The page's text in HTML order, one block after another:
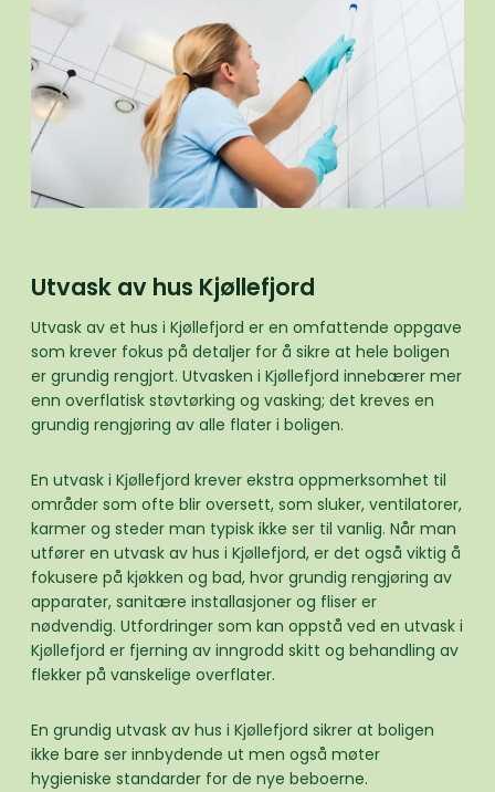
Utvask av hus Kjøllefjord
Utvask av et hus i Kjøllefjord er en omfattende oppgave
som krever fokus på detaljer for å sikre at hele boligen
er grundig rengjort. Utvasken i Kjøllefjord innebærer mer
enn overflatisk støvtørking og vasking; det kreves en
grundig rengjøring av alle flater i boligen.
En utvask i Kjøllefjord krever ekstra oppmerksomhet til
områder som ofte blir oversett, som sluker, ventilatorer,
karmer og steder man typisk ikke ser til vanlig. Når man
utfører en utvask av hus i Kjøllefjord, er det også viktig å
fokusere på kjøkken og bad, hvor grundig rengjøring av
apparater, sanitære installasjoner og fliser er
nødvendig. Utfordringer som kan oppstå ved en utvask i
Kjøllefjord er fjerning av inngrodd skitt og behandling av
flekker på vanskelige overflater.
En grundig utvask av hus i Kjøllefjord sikrer at boligen
ikke bare ser innbydende ut men også møter
hygieniske standarder for de nye beboerne.